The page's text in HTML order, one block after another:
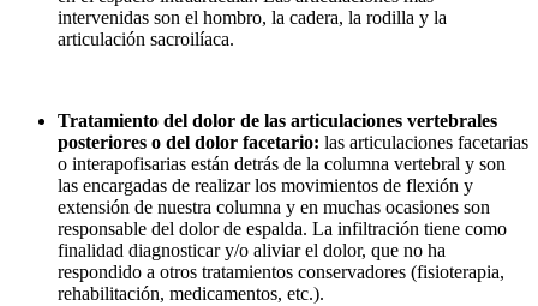
intervenidas son el hombro, la cadera, la rodilla y la
articulación sacroilíaca.
Tratamiento del dolor de las articulaciones vertebrales
posteriores o del dolor facetario: las articulaciones facetarias
o interapofisarias están detrás de la columna vertebral y son
las encargadas de realizar los movimientos de flexión y
extensión de nuestra columna y en muchas ocasiones son
responsable del dolor de espalda. La infiltración tiene como
finalidad diagnosticar y/o aliviar el dolor, que no ha
respondido a otros tratamientos conservadores (fisioterapia,
rehabilitación, medicamentos, etc.).